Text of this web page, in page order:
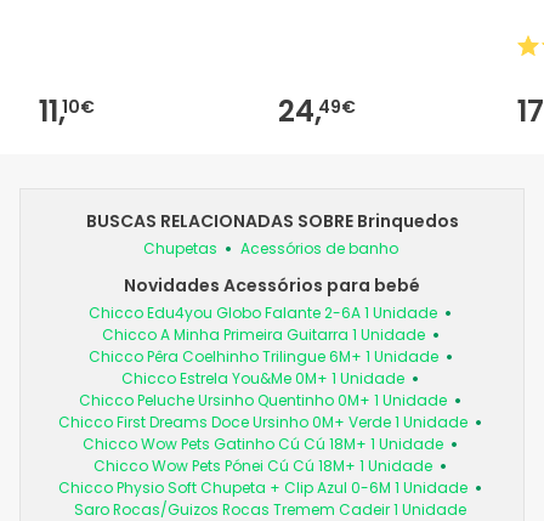
11,10€ 24,49€
BUSCAS RELACIONADAS SOBRE Brinquedos
Chupetas Acessórios de banho
Novidades Acessórios para bebé
Chicco Edu4you Globo Falante 2-6A 1 Unidade
Chicco A Minha Primeira Guitarra 1 Unidade
Chicco Pêra Coelhinho Trilingue 6M+ 1 Unidade
Chicco Estrela You&Me 0M+ 1 Unidade
Chicco Peluche Ursinho Quentinho 0M+ 1 Unidade
Chicco First Dreams Doce Ursinho 0M+ Verde 1 Unidade
Chicco Wow Pets Gatinho Cú Cú 18M+ 1 Unidade
Chicco Wow Pets Pónei Cú Cú 18M+ 1 Unidade
Chicco Physio Soft Chupeta + Clip Azul 0-6M 1 Unidade
Saro Rocas/Guizos Rocas Tremem Cadeir 1 Unidade